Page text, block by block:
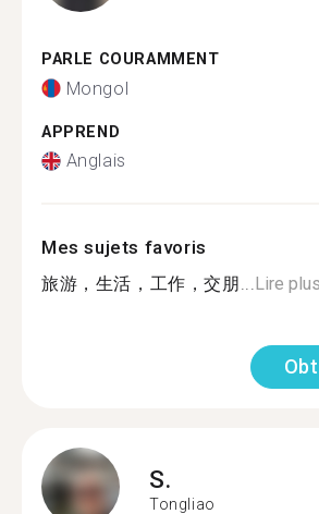
PARLE COURAMMENT
Mongol
APPREND
Anglais
Mes sujets favoris
旅游，生活，工作，交朋...Lire plus
S.
Tongliao